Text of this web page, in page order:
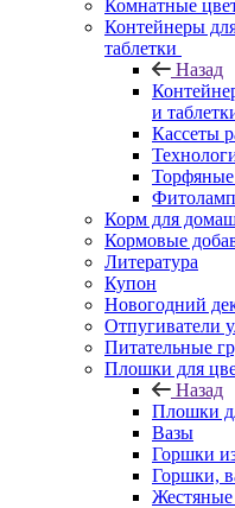
Комнатные
Контейнеры
таблетки
Назад
и
Кассеты
Корм для
Кормовые
Литература
Купон
Новогодний
Отпугиватели
Питательные
Плошки для
Назад
Плошки
Вазы
Горшки
Горшки,